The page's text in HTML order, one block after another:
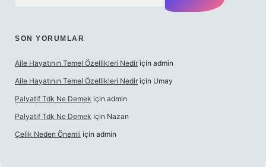
SON YORUMLAR
Aile Hayatının Temel Özellikleri Nedir için admin
Aile Hayatının Temel Özellikleri Nedir için Umay
Palyatif Tdk Ne Demek için admin
Palyatif Tdk Ne Demek için Nazan
Çelik Neden Önemli için admin